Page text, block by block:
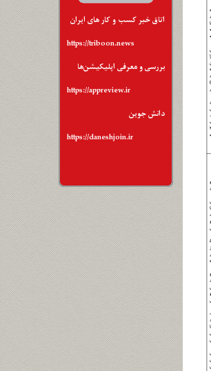
اتاق خبر کسب و کار های ایران
https://triboon.news
بررسی و معرفی اپلیکیشن‌ها
https://appreview.ir
دانش جوین
https://daneshjoin.ir